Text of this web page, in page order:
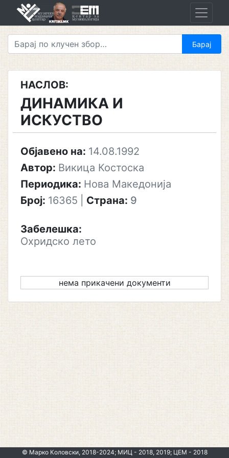
НАСЛОВ:
ДИНАМИКА И
ИСКУСТВО
Објавено на: 14.08.1992
Автор: Викица Костоска
Периодика: Нова Македонија
Број: 16365 Страна: 9
Забелешка:
Охридско лето
нема прикачени документи
© Марко Коловски, 2018-2024; МИЦ - 2018, 2019; ЦЕМ - 2018